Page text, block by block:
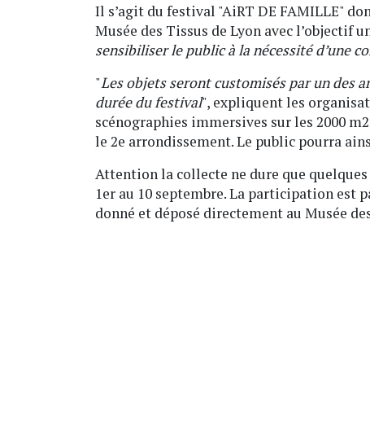
Il s’agit du festival "AiRT DE FAMILLE"
Musée des Tissus de Lyon avec l’objectif
sensibiliser le public à la nécessité d’une
"Les objets seront customisés par un des
durée du festival", expliquent les
scénographies immersives sur les 2000
le 2e arrondissement. Le public pourra
Attention la collecte ne dure que
1er au 10 septembre. La participation est
donné et déposé directement au Musée